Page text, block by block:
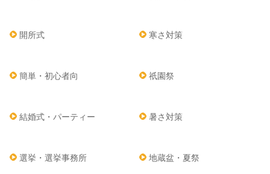
開所式 寒さ対策
簡単・初心者向 祇園祭
結婚式・パーティー 暑さ対策
選挙・選挙事務所 地蔵盆・夏祭